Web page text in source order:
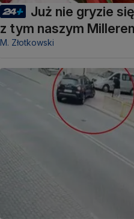
Już nie gryzie
z tym naszym
M. Złotkowski